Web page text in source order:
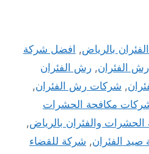
بالرياض, افضل شركة
رش الفئران, رش الفئران
, شركات رش الفئران,
مكافحة الحشرات
والفئران بالرياض,
الفئران, شركة للقضاء